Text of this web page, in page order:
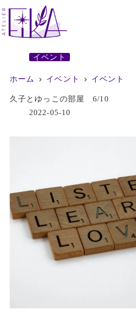
ン
テ
ン
イベント
ホーム イベント イベント
久子とゆっこの部屋 6/10
2022-05-10